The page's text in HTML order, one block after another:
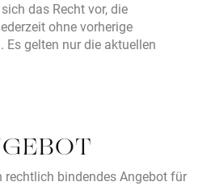
das Recht vor, die
ohne vorherige
Es gelten nur die aktuellen
rechtlich bindendes Angebot für